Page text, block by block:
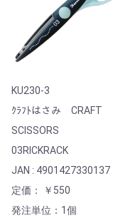
KU230-3
ｸﾗﾌﾄはさみ CRAFT
SCISSORS
03RICKRACK
JAN : 4901427330137
定価： ￥550
発注単位：1個